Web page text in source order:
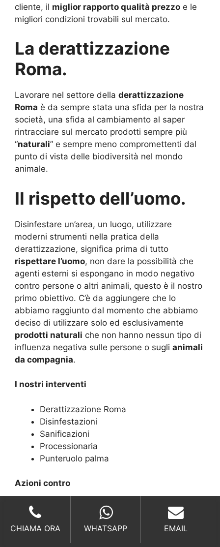
cliente, il miglior rapporto qualità prezzo e le
migliori condizioni trovabili sul mercato.
La derattizzazione
Roma.
Lavorare nel settore della derattizzazione
Roma è da sempre stata una sfida per la nostra
società, una sfida al cambiamento al saper
rintracciare sul mercato prodotti sempre più
“naturali” e sempre meno compromettenti dal
punto di vista delle biodiversità nel mondo
animale.
Il rispetto dell’uomo.
Disinfestare un’area, un luogo, utilizzare
moderni strumenti nella pratica della
derattizzazione, significa prima di tutto
rispettare l’uomo, non dare la possibilità che
agenti esterni si espongano in modo negativo
contro persone o altri animali, questo è il nostro
primo obiettivo. C’è da aggiungere che lo
abbiamo raggiunto dal momento che abbiamo
deciso di utilizzare solo ed esclusivamente
prodotti naturali che non hanno nessun tipo di
influenza negativa sulle persone o sugli animali
da compagnia.
I nostri interventi
Derattizzazione Roma
Disinfestazioni
Sanificazioni
Processionaria
Punteruolo palma
Azioni contro
Anti Formiche
Disinfestazione zanzare
Disinfestazioni blatte
CHIAMA ORA WHATSAPP EMAIL